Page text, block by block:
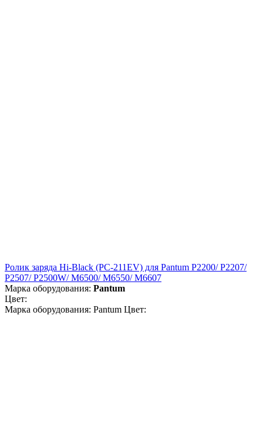
Ролик заряда Hi-Black (PC-211EV) для Pantum P2200/ P2207/
P2507/ P2500W/ M6500/ M6550/ M6607
Марка оборудования: Pantum
Цвет:
Марка оборудования: Pantum Цвет: